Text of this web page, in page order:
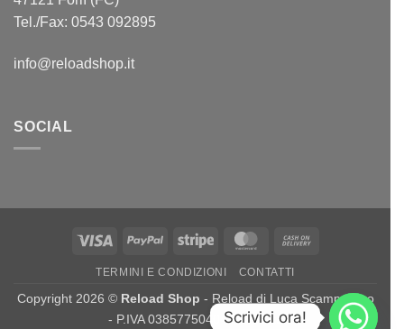
Tel./Fax: 0543 092895
info@reloadshop.it
SOCIAL
Visa PayPal Stripe MasterCard
TERMINI E CONDIZIONI CONTATTI
Copyright 2026 © Reload Shop - Reload di Luca Scamporrino
- P.IVA 03857750404 -Credits
Scrivici ora!